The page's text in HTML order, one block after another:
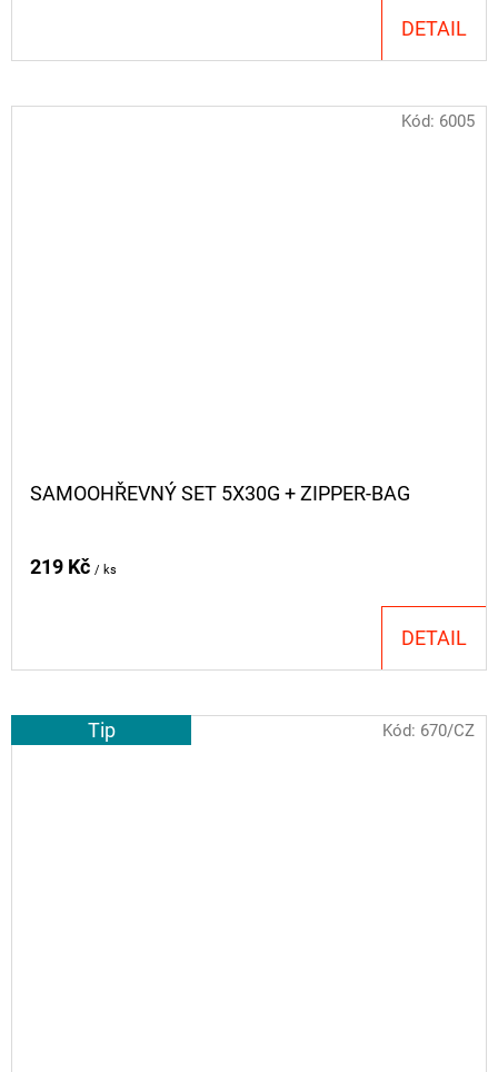
DETAIL
SAMOOHŘEVNÝ SET 5X30G + ZIPPER-BAG
219 Kč / ks
DETAIL
Kód: 6005
Tip Kód: 670/CZ